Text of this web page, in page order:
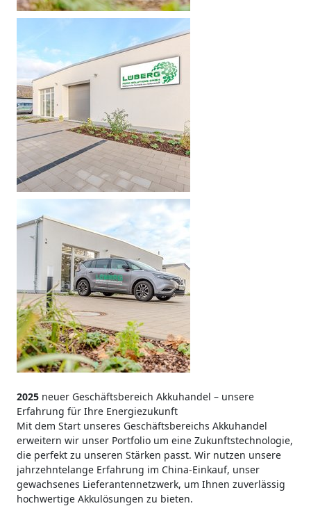
2025 neuer Geschäftsbereich Akkuhandel – unsere
Erfahrung für Ihre Energiezukunft
Mit dem Start unseres Geschäftsbereichs Akkuhandel
erweitern wir unser Portfolio um eine Zukunftstechnologie,
die perfekt zu unseren Stärken passt. Wir nutzen unsere
jahrzehntelange Erfahrung im China-Einkauf, unser
gewachsenes Lieferantennetzwerk, um Ihnen zuverlässig
hochwertige Akkulösungen zu bieten.